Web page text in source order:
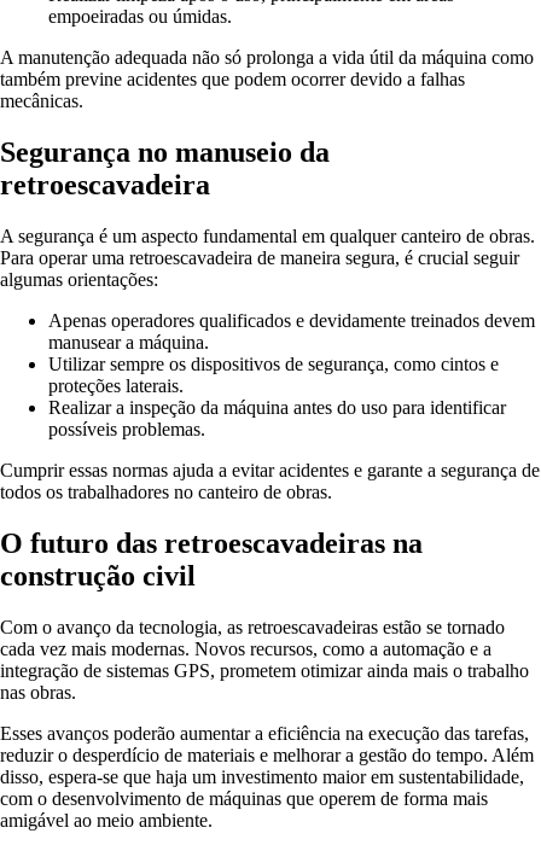
empoeiradas ou úmidas.
A manutenção adequada não só prolonga a vida útil da máquina como
também previne acidentes que podem ocorrer devido a falhas
mecânicas.
Segurança no manuseio da
retroescavadeira
A segurança é um aspecto fundamental em qualquer canteiro de obras.
Para operar uma retroescavadeira de maneira segura, é crucial seguir
algumas orientações:
Apenas operadores qualificados e devidamente treinados devem
manusear a máquina.
Utilizar sempre os dispositivos de segurança, como cintos e
proteções laterais.
Realizar a inspeção da máquina antes do uso para identificar
possíveis problemas.
Cumprir essas normas ajuda a evitar acidentes e garante a segurança de
todos os trabalhadores no canteiro de obras.
O futuro das retroescavadeiras na
construção civil
Com o avanço da tecnologia, as retroescavadeiras estão se tornado
cada vez mais modernas. Novos recursos, como a automação e a
integração de sistemas GPS, prometem otimizar ainda mais o trabalho
nas obras.
Esses avanços poderão aumentar a eficiência na execução das tarefas,
reduzir o desperdício de materiais e melhorar a gestão do tempo. Além
disso, espera-se que haja um investimento maior em sustentabilidade,
com o desenvolvimento de máquinas que operem de forma mais
amigável ao meio ambiente.